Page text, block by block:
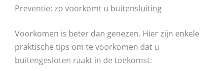
Preventie: zo voorkomt u buitensluiting
Voorkomen is beter dan genezen. Hier zijn enkele
praktische tips om te voorkomen dat u
buitengesloten raakt in de toekomst: